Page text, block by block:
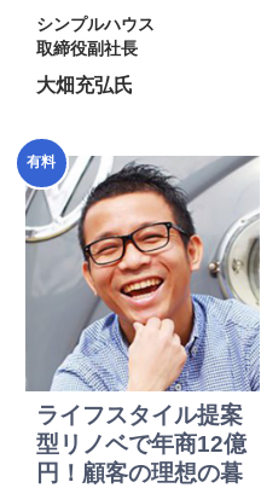
シンプルハウス
取締役副社長
大畑充弘氏
2025年
度
有料
ライフスタイル提案
型リノベで年商12億
円！顧客の理想の暮